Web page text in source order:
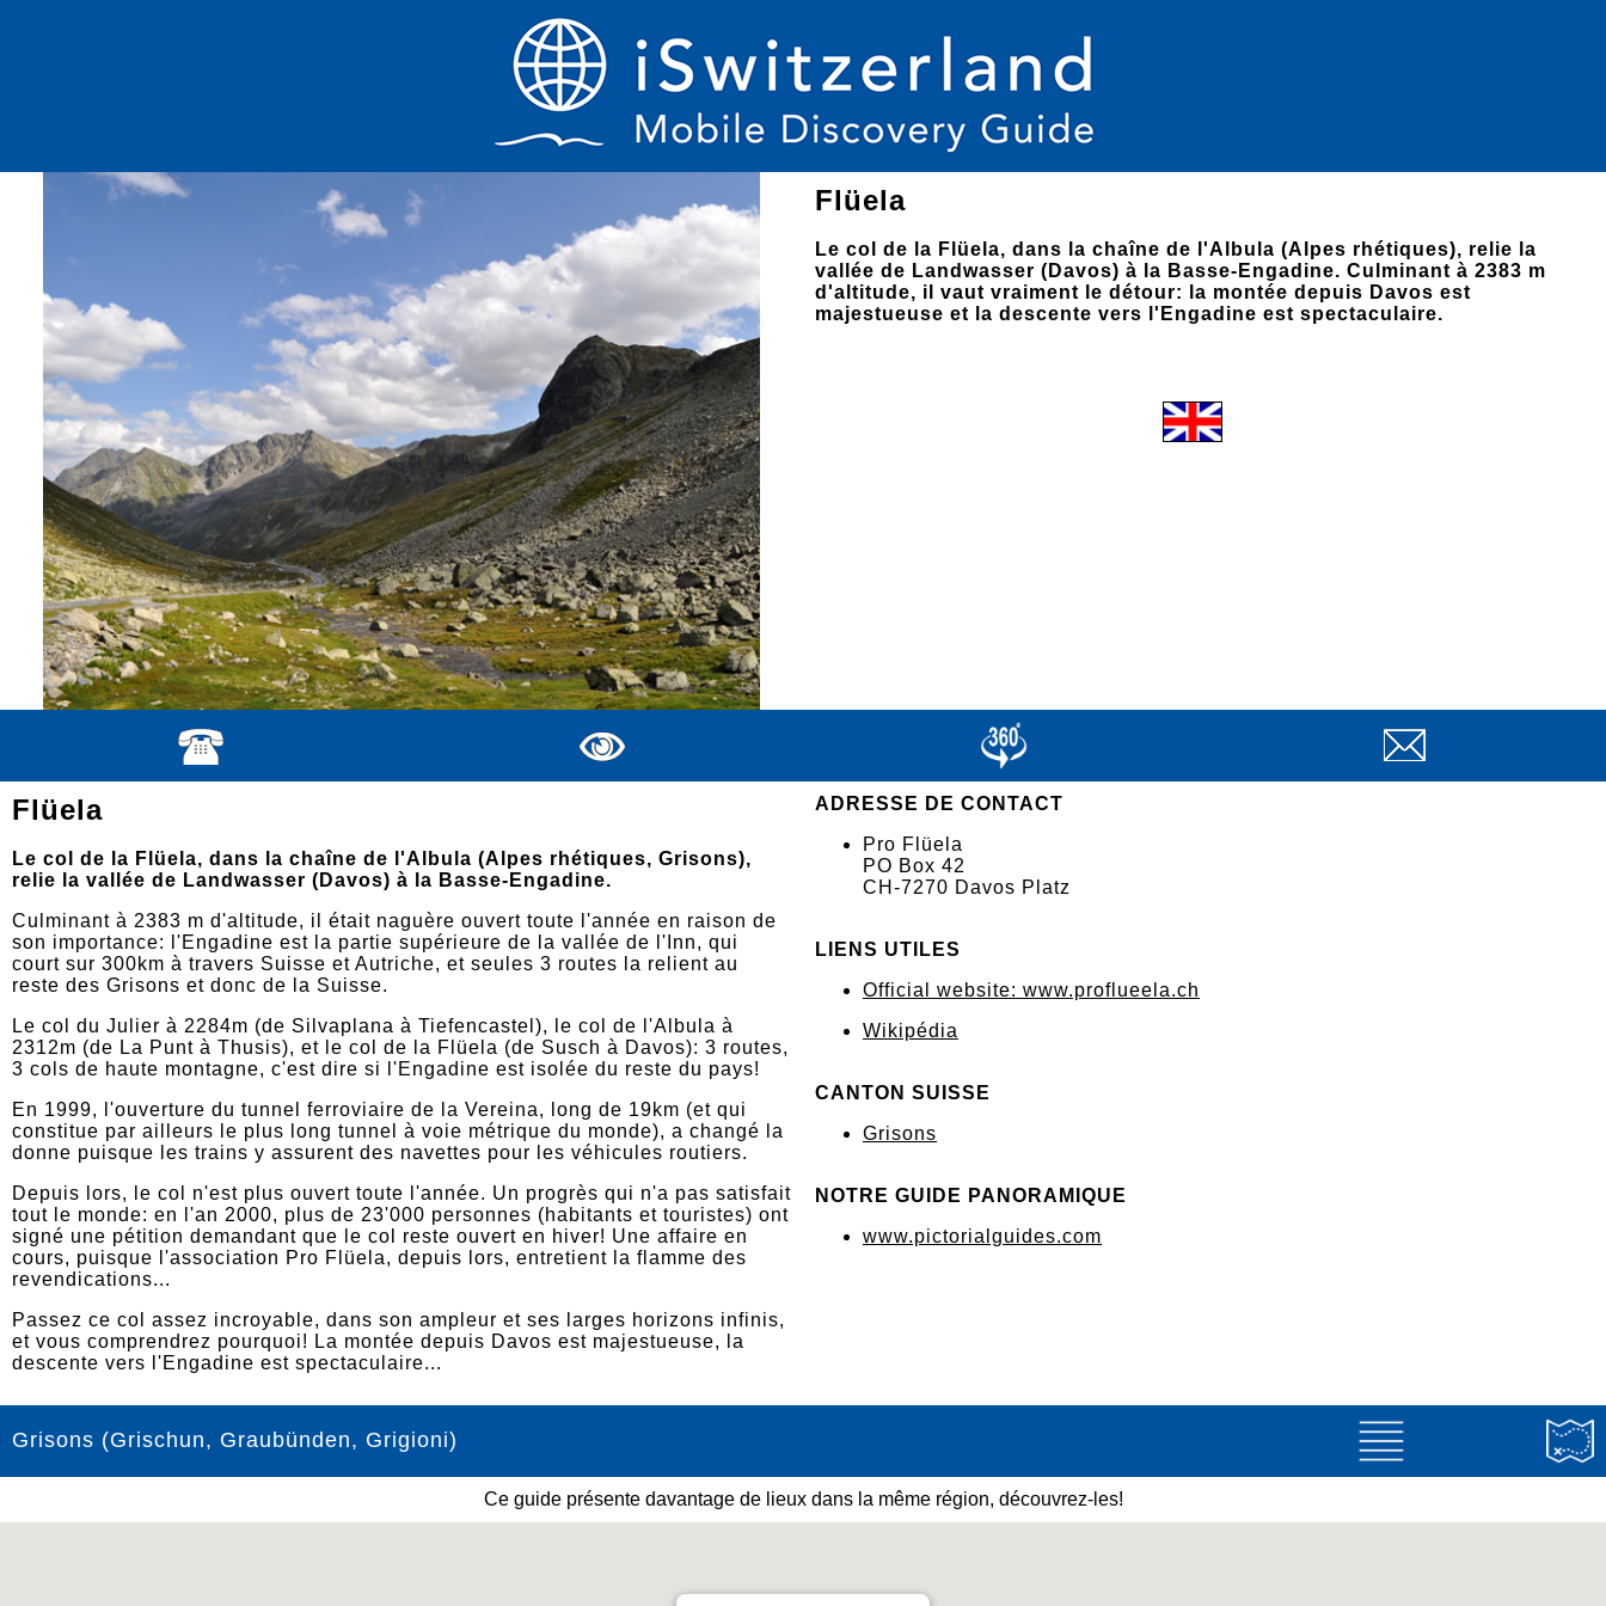
Flüela
Le col de la Flüela, dans la chaîne de l'Albula (Alpes rhétiques), relie la
vallée de Landwasser (Davos) à la Basse-Engadine. Culminant à 2383 m
d'altitude, il vaut vraiment le détour: la montée depuis Davos est
majestueuse et la descente vers l'Engadine est spectaculaire.
Flüela
Le col de la Flüela, dans la chaîne de l'Albula (Alpes rhétiques, Grisons),
relie la vallée de Landwasser (Davos) à la Basse-Engadine.
Culminant à 2383 m d'altitude, il était naguère ouvert toute l'année en raison de
son importance: l'Engadine est la partie supérieure de la vallée de l'Inn, qui
court sur 300km à travers Suisse et Autriche, et seules 3 routes la relient au
reste des Grisons et donc de la Suisse.
Le col du Julier à 2284m (de Silvaplana à Tiefencastel), le col de l'Albula à
2312m (de La Punt à Thusis), et le col de la Flüela (de Susch à Davos): 3 routes,
3 cols de haute montagne, c'est dire si l'Engadine est isolée du reste du pays!
En 1999, l'ouverture du tunnel ferroviaire de la Vereina, long de 19km (et qui
constitue par ailleurs le plus long tunnel à voie métrique du monde), a changé la
donne puisque les trains y assurent des navettes pour les véhicules routiers.
Depuis lors, le col n'est plus ouvert toute l'année. Un progrès qui n'a pas satisfait
tout le monde: en l'an 2000, plus de 23'000 personnes (habitants et touristes) ont
signé une pétition demandant que le col reste ouvert en hiver! Une affaire en
cours, puisque l'association Pro Flüela, depuis lors, entretient la flamme des
revendications...
Passez ce col assez incroyable, dans son ampleur et ses larges horizons infinis,
et vous comprendrez pourquoi! La montée depuis Davos est majestueuse, la
descente vers l'Engadine est spectaculaire...
ADRESSE DE CONTACT
Pro Flüela
PO Box 42
CH-7270 Davos Platz
LIENS UTILES
Official website: www.proflueela.ch
Wikipédia
CANTON SUISSE
Grisons
NOTRE GUIDE PANORAMIQUE
www.pictorialguides.com
Grisons (Grischun, Graubünden, Grigioni)
Ce guide présente davantage de lieux dans la même région, découvrez-les!